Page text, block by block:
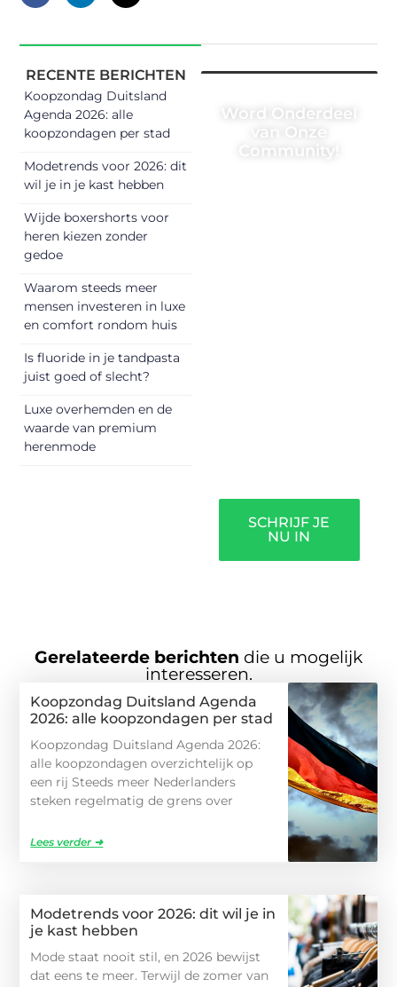
RECENTE BERICHTEN
Koopzondag Duitsland
Agenda 2026: alle
koopzondagen per stad
Modetrends voor 2026: dit
wil je in je kast hebben
Wijde boxershorts voor
heren kiezen zonder
gedoe
Waarom steeds meer
mensen investeren in luxe
en comfort rondom huis
Is fluoride in je tandpasta
juist goed of slecht?
Luxe overhemden en de
waarde van premium
herenmode
Word Onderdeel
van Onze
Community!
SCHRIJF JE
NU IN
Gerelateerde berichten die u mogelijk
interesseren.
Koopzondag Duitsland Agenda
2026: alle koopzondagen per stad
Koopzondag Duitsland Agenda 2026:
alle koopzondagen overzichtelijk op
een rij Steeds meer Nederlanders
steken regelmatig de grens over
Lees verder ➜
Modetrends voor 2026: dit wil je in
je kast hebben
Mode staat nooit stil, en 2026 bewijst
dat eens te meer. Terwijl de zomer van